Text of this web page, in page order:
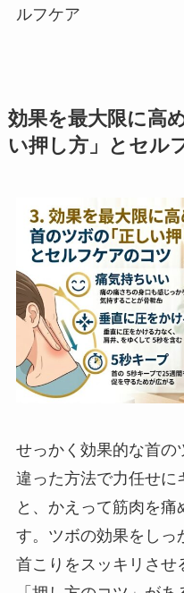
ルフケア
効果を最大限に高
い押し方」とセル
せっかく効果的な首の
違った方法で力任せに
と、かえって筋肉を痛
す。ツボの効果をしっ
首こりをスッキリさせ